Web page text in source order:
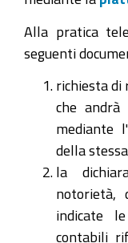
Alla pratica
seguenti
richiesta di
che andrà
mediante
della stessa
la
notorietà,
indicate
contabili